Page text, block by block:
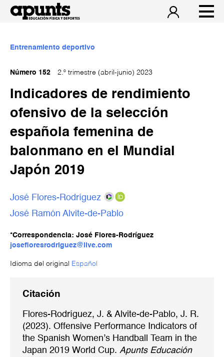
Entrenamiento deportivo
Número 152 2.º trimestre (abril-junio) 2023
Indicadores de rendimiento
ofensivo de la selección
española femenina de
balonmano en el Mundial
Japón 2019
José Flores-Rodríguez
José Ramón Alvite-de-Pablo
*Correspondencia: José Flores-Rodríguez
josefloresrodriguez@live.com
Idioma del original Español
Citación
Flores-Rodríguez, J. & Alvite-de-Pablo, J. R.
(2023). Offensive Performance Indicators of
the Spanish Women’s Handball Team in the
Japan 2019 World Cup. Apunts Educación